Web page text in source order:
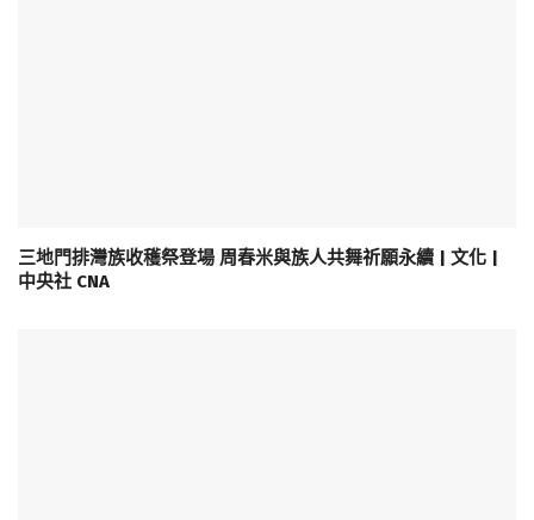
三地門排灣族收穫祭登場 周春米與族人共舞祈願永續 | 文化 |
中央社 CNA